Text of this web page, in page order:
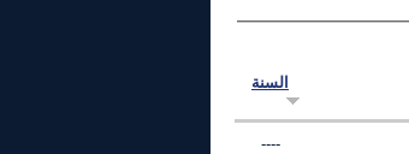
السنة
----